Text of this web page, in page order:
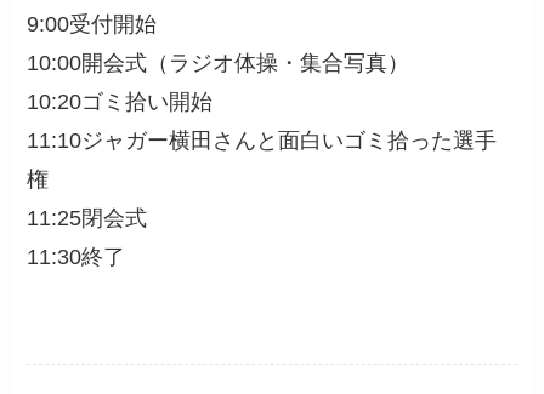
9:00受付開始
10:00開会式（ラジオ体操・集合写真）
10:20ゴミ拾い開始
11:10ジャガー横田さんと面白いゴミ拾った選手
権
11:25閉会式
11:30終了